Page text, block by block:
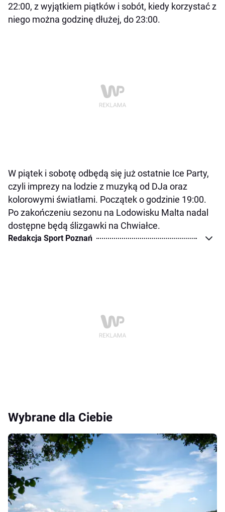
22:00, z wyjątkiem piątków i sobót, kiedy korzystać z
niego można godzinę dłużej, do 23:00.
W piątek i sobotę odbędą się już ostatnie Ice Party,
czyli imprezy na lodzie z muzyką od DJa oraz
kolorowymi światłami. Początek o godzinie 19:00.
Po zakończeniu sezonu na Lodowisku Malta nadal
dostępne będą ślizgawki na Chwiałce.
Redakcja Sport Poznań
Wybrane dla Ciebie